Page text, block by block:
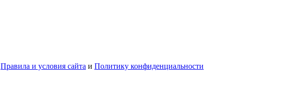
Правила и условия сайта и Политику конфиденциальности